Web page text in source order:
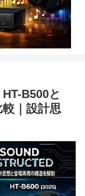
B500と
｜設計思